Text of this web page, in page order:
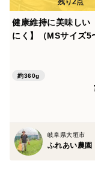
健康維持に美味しい
にく】（MSサイズ5
約360g
岐阜県大垣市
ふれあい農園